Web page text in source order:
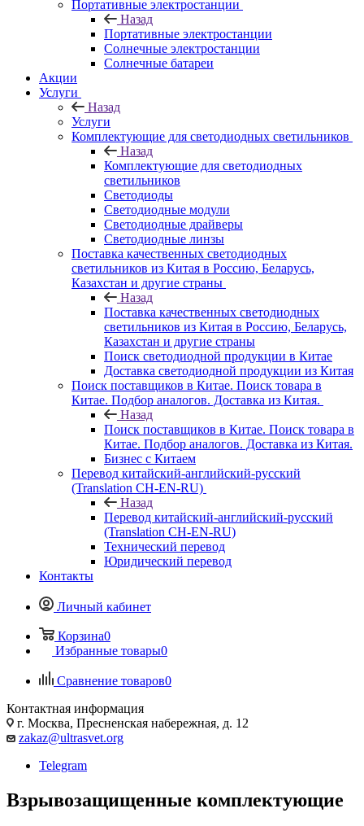
Портативные электростанции
Назад
Портативные электростанции
Солнечные электростанции
Солнечные батареи
Акции
Услуги
Назад
Услуги
Комплектующие для светодиодных светильников
Назад
Комплектующие для светодиодных
светильников
Светодиоды
Светодиодные модули
Cветодиодные драйверы
Светодиодные линзы
Поставка качественных светодиодных
светильников из Китая в Россию, Беларусь,
Казахстан и другие страны
Назад
Поставка качественных светодиодных
светильников из Китая в Россию, Беларусь,
Казахстан и другие страны
Поиск светодиодной продукции в Китае
Доставка светодиодной продукции из Китая
Поиск поставщиков в Китае. Поиск товара в
Китае. Подбор аналогов. Доставка из Китая.
Назад
Поиск поставщиков в Китае. Поиск товара в
Китае. Подбор аналогов. Доставка из Китая.
Бизнес с Китаем
Перевод китайский-английский-русский
(Translation CH-EN-RU)
Назад
Перевод китайский-английский-русский
(Translation CH-EN-RU)
Технический перевод
Юридический перевод
Контакты
Личный кабинет
Корзина0
Избранные товары0
Сравнение товаров0
Контактная информация
г. Москва, Пресненская набережная, д. 12
zakaz@ultrasvet.org
Telegram
Взрывозащищенные комплектующие